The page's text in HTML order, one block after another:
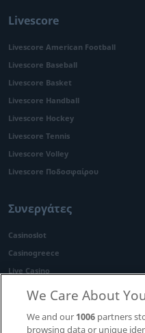
Livescore
Livescore American Football
Livescore Baseball
Livescore Basket
Livescore Handball
Livescore Hockey
Livescore Tennis
Livescore Volley
Livescore Ποδοσφαίρου
Συνεργάτες
Casinoslot
Casinogreece
Live Casino
Πολιτική
We Care About
We and our 1006partners
browsing data or unique